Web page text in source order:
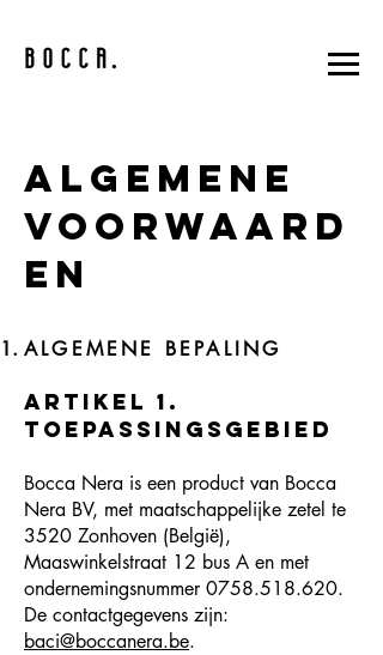
Algemene
voorwaard
en
ALGEMENE BEPALING
Artikel 1.
Toepassingsgebied
Bocca Nera is een product van Bocca
Nera BV, met maatschappelijke zetel te
3520 Zonhoven (België),
Maaswinkelstraat 12 bus A en met
ondernemingsnummer0758.518.620.
De contactgegevens zijn:
baci@boccanera.be.